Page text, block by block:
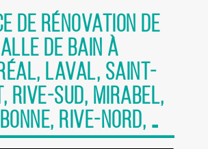
de rénovation de
de bain à
Laval, Saint-
Rive-Sud, Mirabel,
Rive-Nord, …